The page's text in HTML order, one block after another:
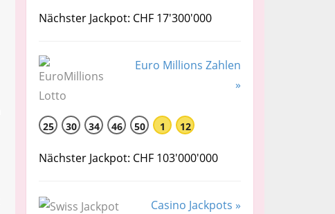
Nächster Jackpot: CHF 17'300'000
Euro Millions Zahlen
»
25 30 34 46 50 1 12
Nächster Jackpot: CHF 103'000'000
Casino Jackpots »